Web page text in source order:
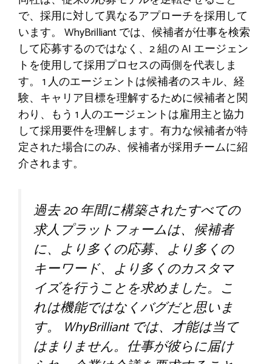
で、採用に対して異なるアプローチを採用して
います。 WhyBrilliant では、候補者が仕事を検索
して応募するのではなく、2 組の AI エージェン
トを使用して採用プロセスの両側を代表しま
す。 1 人のエージェントは候補者のスキル、経
験、キャリア目標を理解するために候補者と関
わり、もう 1 人のエージェントは雇用主と協力
して採用要件を理解します。有力な候補者が特
定された場合にのみ、候補者が採用チームに紹
介されます。
過去 20 年間に構築されたすべての
求人プラットフォームは、候補者
に、より多くの応募、より多くの
キーワード、より多くのカスタマ
イズを行うことを求めました。こ
れは機能ではなくバグだと思いま
す。 WhyBrilliant では、才能は当て
はまりません。仕事が彼らに届け